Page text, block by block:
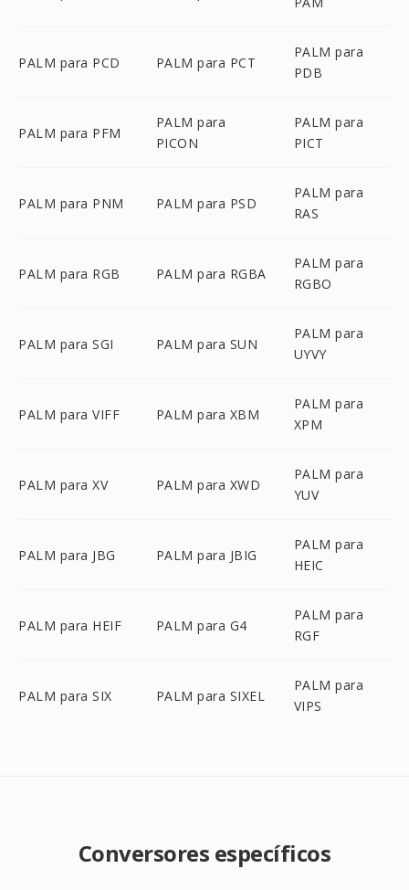
PALM para PCD PALM para PCT
PALM para
PDB
PALM para PFM
PALM para
PICON
PALM para
PICT
PALM para PNM PALM para PSD
PALM para
RAS
PALM para RGB PALM para RGBA
PALM para
RGBO
PALM para SGI PALM para SUN
PALM para
UYVY
PALM para VIFF PALM para XBM
PALM para
XPM
PALM para XV PALM para XWD
PALM para
YUV
PALM para JBG PALM para JBIG
PALM para
HEIC
PALM para HEIF PALM para G4
PALM para
RGF
PALM para SIX PALM para SIXEL
PALM para
VIPS
Conversores específicos